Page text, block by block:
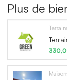
Plus de